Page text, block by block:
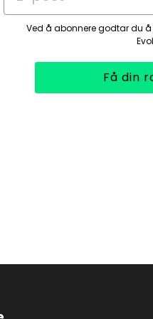
Ved å abonnere godtar du
Få din